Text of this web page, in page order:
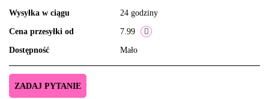
Wysyłka w ciągu 24 godziny
Cena przesyłki od 7.99
Dostępność Mało
ZADAJ PYTANIE